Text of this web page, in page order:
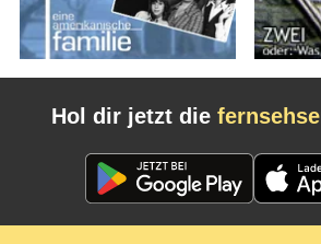
Hol dir jetzt die